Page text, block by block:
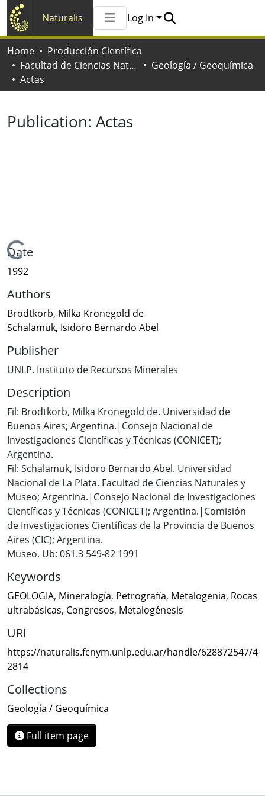
Naturalis
All of Naturalis
Log In
Home
Producción Científica
Facultad de Ciencias Naturales y Museo
Geología / Geoquímica
Actas
Publication: Actas
Loading...
Date
1992
Authors
Brodtkorb, Milka Kronegold de
Schalamuk, Isidoro Bernardo Abel
Publisher
UNLP. Instituto de Recursos Minerales
Description
Fil: Brodtkorb, Milka Kronegold de. Universidad de
Buenos Aires; Argentina.|Consejo Nacional de
Investigaciones Científicas y Técnicas (CONICET);
Argentina.
Fil: Schalamuk, Isidoro Bernardo Abel. Universidad
Nacional de La Plata. Facultad de Ciencias Naturales y
Museo; Argentina.|Consejo Nacional de Investigaciones
Científicas y Técnicas (CONICET); Argentina.|Comisión
de Investigaciones Científicas de la Provincia de Buenos
Aires (CIC); Argentina.
Museo. Ub: 061.3 549-82 1991
Keywords
GEOLOGIA, Mineralogía, Petrografía, Metalogenia, Rocas
ultrabásicas, Congresos, Metalogénesis
URI
https://naturalis.fcnym.unlp.edu.ar/handle/628872547/4
2814
Collections
Geología / Geoquímica
Full item page